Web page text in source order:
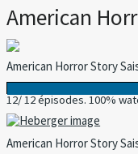
American
American Horror Story
12/ 12 épisodes. 100%
American Horror Story